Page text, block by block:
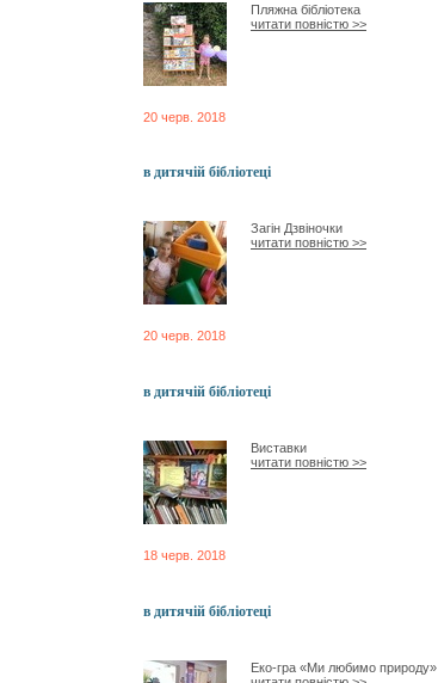
Пляжна бібліотека
читати повністю >>
20 черв. 2018
в дитячій бібліотеці
Загін Дзвіночки
читати повністю >>
20 черв. 2018
в дитячій бібліотеці
Виставки
читати повністю >>
18 черв. 2018
в дитячій бібліотеці
Еко-гра «Ми любимо природу»